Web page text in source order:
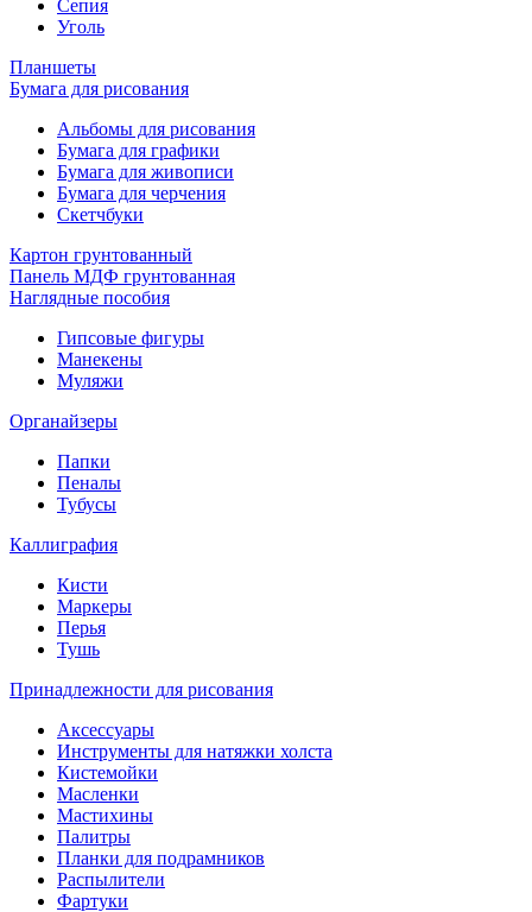
Сепия
Уголь
Планшеты
Бумага для рисования
Альбомы для рисования
Бумага для графики
Бумага для живописи
Бумага для черчения
Скетчбуки
Картон грунтованный
Панель МДФ грунтованная
Наглядные пособия
Гипсовые фигуры
Манекены
Муляжи
Органайзеры
Папки
Пеналы
Тубусы
Каллиграфия
Кисти
Маркеры
Перья
Тушь
Принадлежности для рисования
Аксессуары
Инструменты для натяжки холста
Кистемойки
Масленки
Мастихины
Палитры
Планки для подрамников
Распылители
Фартуки